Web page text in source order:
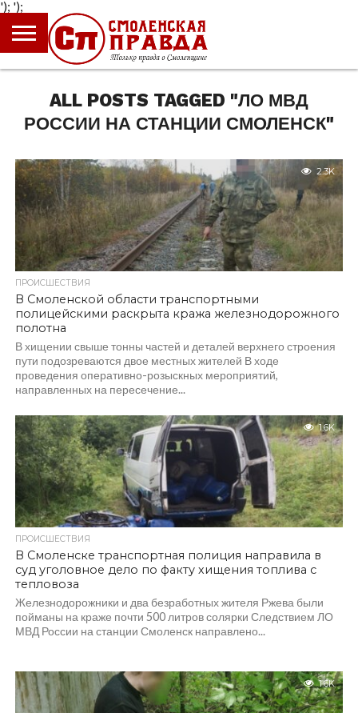
');
ГЛАВНАЯ
НОВОСТИ
ПРОИСШЕСТВИЯ
ПОЛИТИКА
КУЛЬТУРА
ЭКОНОМИКА
ОБЩЕСТВО
БЛОГИ
ALL POSTS TAGGED "ЛО МВД
РОССИИ НА СТАНЦИИ СМОЛЕНСК"
2.3K
ПРОИСШЕСТВИЯ
В Смоленской области транспортными
полицейскими раскрыта кража железнодорожного
полотна
В хищении свыше тонны частей и деталей верхнего строения
пути подозреваются двое местных жителей В ходе
проведения оперативно-розыскных мероприятий,
направленных на пересечение...
1.6K
ПРОИСШЕСТВИЯ
В Смоленске транспортная полиция направила в
суд уголовное дело по факту хищения топлива с
тепловоза
Железнодорожники и два безработных жителя Ржева были
пойманы на краже почти 500 литров солярки Следствием ЛО
МВД России на станции Смоленск направлено...
1.6K
');